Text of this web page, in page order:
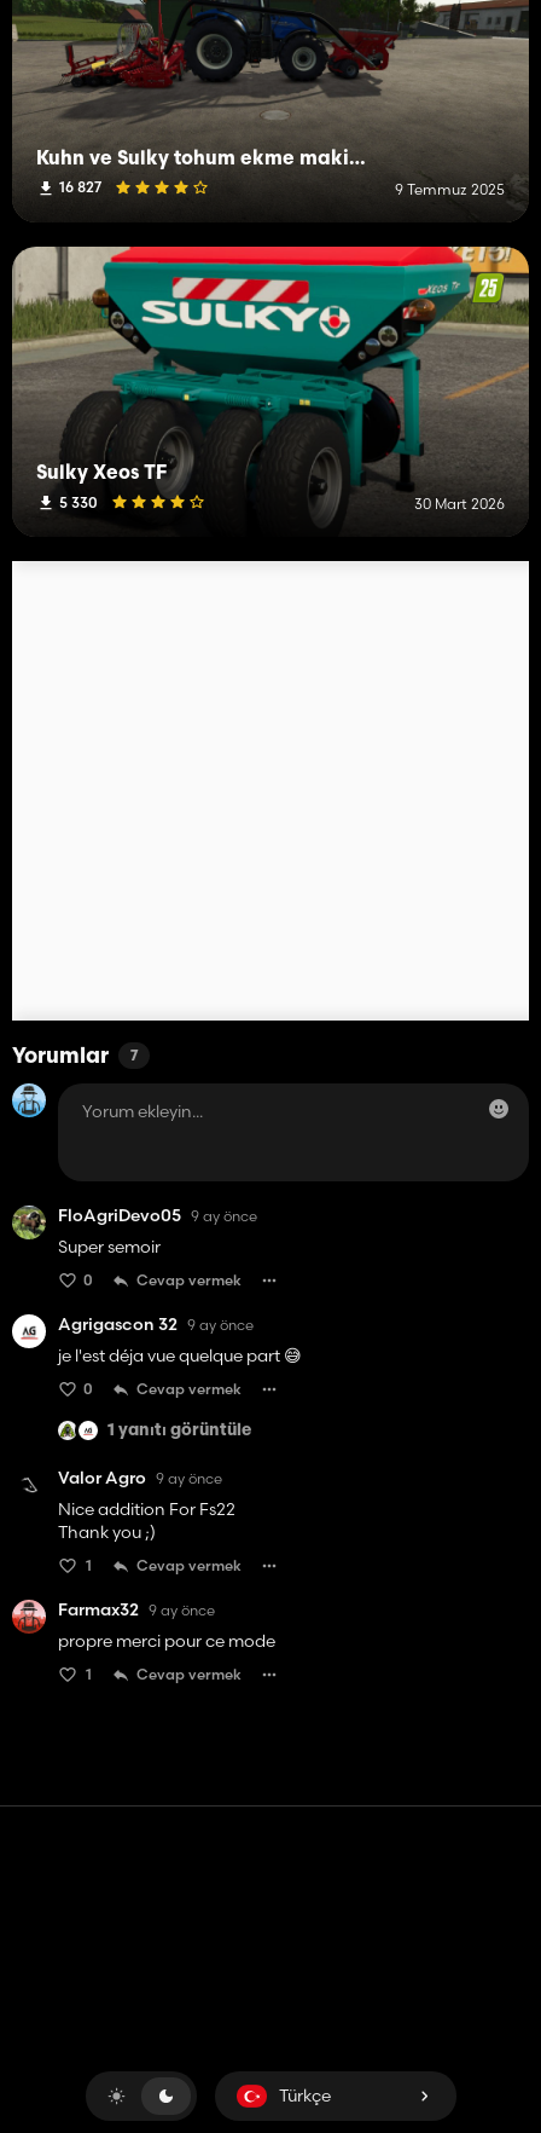
Kuhn ve Sulky tohum ekme makinesi paketi
16 827 9 Temmuz 2025
Sulky Xeos TF
5 330 30 Mart 2026
Yorumlar 7
FloAgriDevo05 9 ay önce
Super semoir
0 Cevap vermek
Agrigascon 32 9 ay önce
je l'est déja vue quelque part 😅
0 Cevap vermek
1 yanıtı görüntüle
Valor Agro 9 ay önce
Nice addition For Fs22
Thank you ;)
1 Cevap vermek
Farmax32 9 ay önce
propre merci pour ce mode
1 Cevap vermek
Türkçe